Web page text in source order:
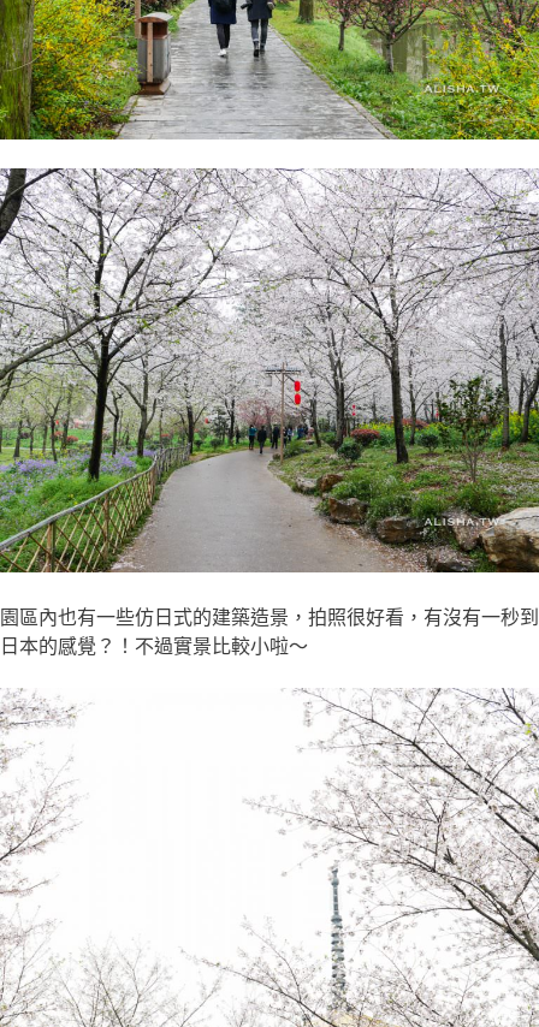
園區內也有一些仿日式的建築造景，拍照很好看，有沒有一秒到
日本的感覺？！不過實景比較小啦～